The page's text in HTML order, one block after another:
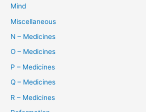
Mind
Miscellaneous
N – Medicines
O – Medicines
P – Medicines
Q – Medicines
R – Medicines